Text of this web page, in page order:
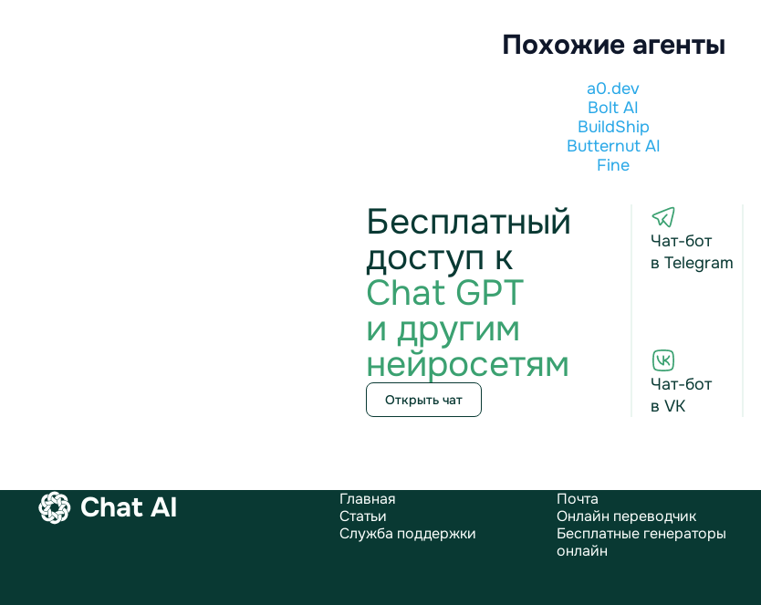
Похожие агенты
a0.dev
Bolt AI
BuildShip
Butternut AI
Fine
Бесплатный
доступ к
Chat GPT
и другим
нейросетям
Открыть чат
Чат-бот
в Telegram
Чат-бот
в VK
Chat AI
Главная
Статьи
Служба поддержки
Почта
Онлайн переводчик
Бесплатные генераторы
онлайн